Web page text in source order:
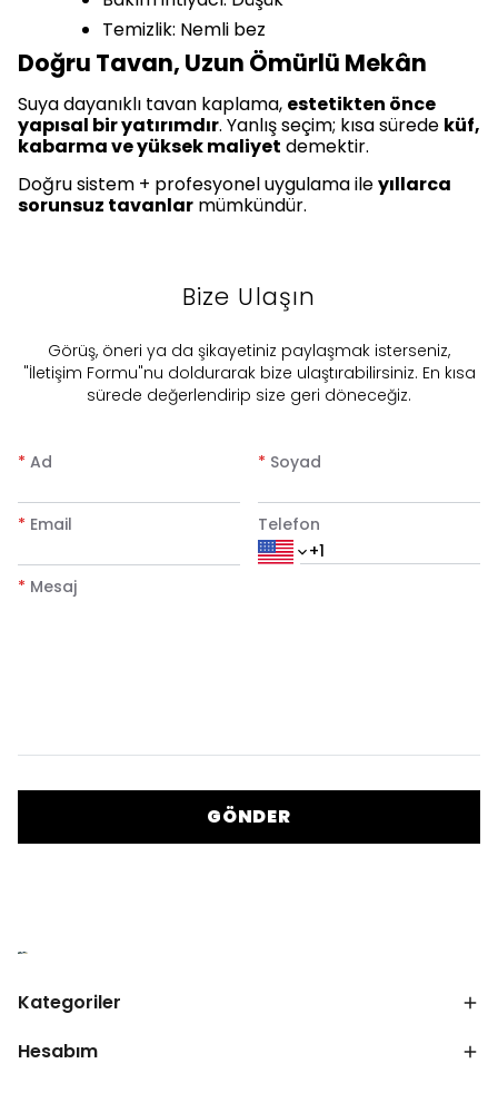
Temizlik: Nemli bez
Doğru Tavan, Uzun Ömürlü Mekân
Suya dayanıklı tavan kaplama, estetikten önce
yapısal bir yatırımdır. Yanlış seçim; kısa sürede küf,
kabarma ve yüksek maliyet demektir.
Doğru sistem + profesyonel uygulama ileyıllarca
sorunsuz tavanlar mümkündür.
Bize Ulaşın
​Görüş, öneri ya da şikayetiniz paylaşmak isterseniz,
"İletişim Formu"nu doldurarak bize ulaştırabilirsiniz. En kısa
sürede değerlendirip size geri döneceğiz.
* Ad * Soyad
* Email Telefon
* Mesaj
GÖNDER
Kategoriler
Hesabım